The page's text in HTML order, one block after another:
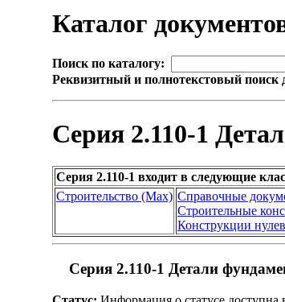
Каталог
Поиск по каталогу:
Реквизитный и полнотекстовый поиск
Серия 2.110-1
Серия 2.110-1 входит в следующие
Строительство (Max) Справочные
Строительные
Конструкции
Серия 2.110-1 Детали